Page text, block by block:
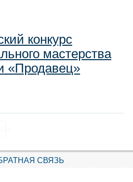
конкурс
мастерства
«Продавец»
СВЯЗЬ